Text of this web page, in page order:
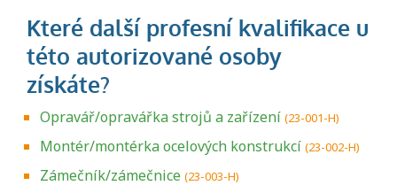
Opravář/opravářka strojů a zařízení (23-001-H)
Montér/montérka ocelových konstrukcí (23-002-H)
Zámečník/zámečnice (23-003-H)